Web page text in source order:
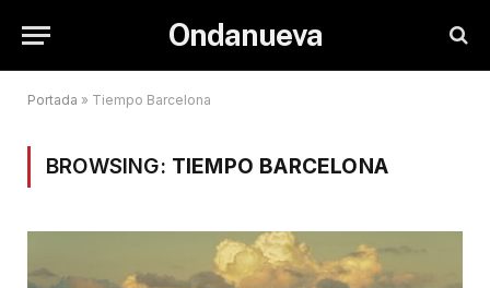
Ondanueva
Portada » Tiempo Barcelona
BROWSING: TIEMPO BARCELONA